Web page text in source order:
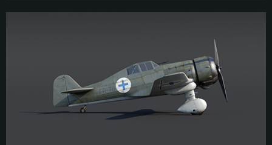
инженеры компании Fokker хотели создать современный истребитель, в
прототипа для своих ост-индских частей, так как сочли самолёт
подходящим для защиты заокеанских нидерландских владений.
Первый полёт, состоявшийся в 1936 году, оказался довольно
многообещающим. Однако вскоре будущее Fokker D.XXI оказалось под
угрозой из-за изменения доктрины ВВС Нидерландов. В связи с этим
компания Fokker стала продвигать самолёт на экспортном рынке,
надеясь найти покупателей за рубежом.